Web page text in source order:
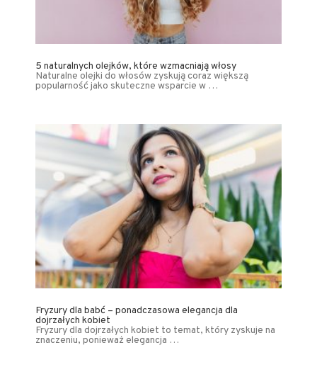
5 naturalnych olejków, które wzmacniają włosy
Naturalne olejki do włosów zyskują coraz większą
popularność jako skuteczne wsparcie w …
Fryzury dla babć – ponadczasowa elegancja dla
dojrzałych kobiet
Fryzury dla dojrzałych kobiet to temat, który zyskuje na
znaczeniu, ponieważ elegancja …